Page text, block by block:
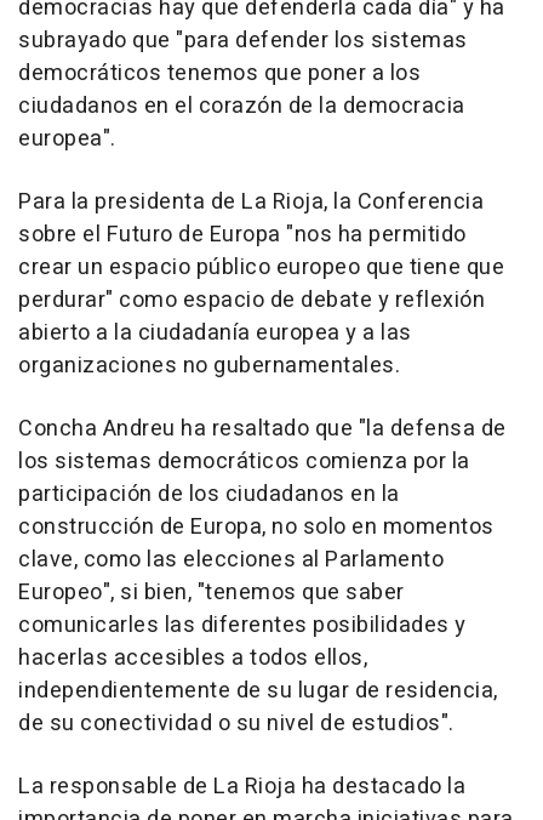
democracias hay que defenderla cada día" y ha
subrayado que "para defender los sistemas
democráticos tenemos que poner a los
ciudadanos en el corazón de la democracia
europea".
Para la presidenta de La Rioja, la Conferencia
sobre el Futuro de Europa "nos ha permitido
crear un espacio público europeo que tiene que
perdurar" como espacio de debate y reflexión
abierto a la ciudadanía europea y a las
organizaciones no gubernamentales.
Concha Andreu ha resaltado que "la defensa de
los sistemas democráticos comienza por la
participación de los ciudadanos en la
construcción de Europa, no solo en momentos
clave, como las elecciones al Parlamento
Europeo", si bien, "tenemos que saber
comunicarles las diferentes posibilidades y
hacerlas accesibles a todos ellos,
independientemente de su lugar de residencia,
de su conectividad o su nivel de estudios".
La responsable de La Rioja ha destacado la